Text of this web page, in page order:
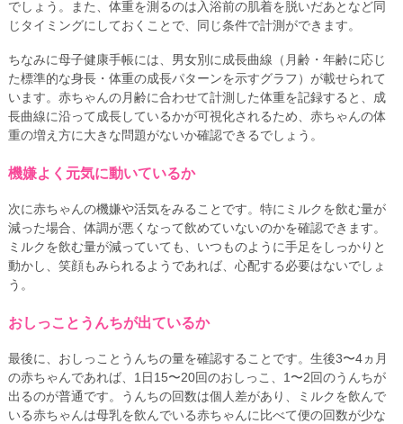
でしょう。また、体重を測るのは入浴前の肌着を脱いだあとなど同
じタイミングにしておくことで、同じ条件で計測ができます。
ちなみに母子健康手帳には、男女別に成長曲線（月齢・年齢に応じ
た標準的な身長・体重の成長パターンを示すグラフ）が載せられて
います。赤ちゃんの月齢に合わせて計測した体重を記録すると、成
長曲線に沿って成長しているかが可視化されるため、赤ちゃんの体
重の増え方に大きな問題がないか確認できるでしょう。
機嫌よく元気に動いているか
次に赤ちゃんの機嫌や活気をみることです。特にミルクを飲む量が
減った場合、体調が悪くなって飲めていないのかを確認できます。
ミルクを飲む量が減っていても、いつものように手足をしっかりと
動かし、笑顔もみられるようであれば、心配する必要はないでしょ
う。
おしっことうんちが出ているか
最後に、おしっことうんちの量を確認することです。生後3〜4ヵ月
の赤ちゃんであれば、1日15〜20回のおしっこ、1〜2回のうんちが
出るのが普通です。うんちの回数は個人差があり、ミルクを飲んで
いる赤ちゃんは母乳を飲んでいる赤ちゃんに比べて便の回数が少な